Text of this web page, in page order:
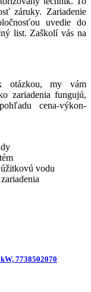
záruky. Zariadenie
uvedie do
list. Zaškolí vás na
otázkou, my vám
zariadenia fungujú,
cena-výkon-
úžitkovú vodu
7738502070